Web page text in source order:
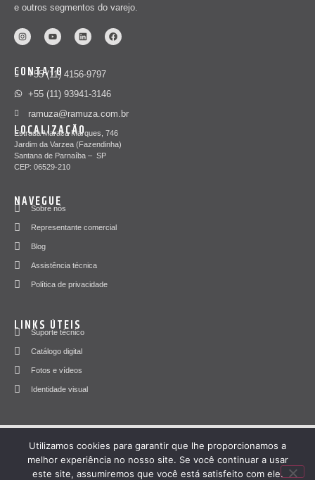
e outros segmentos do varejo.
CONTATO
+55 (11) 4156-9797
+55 (11) 93941-3146
ramuza@ramuza.com.br
LOCALIZAÇÃO
Estrada Maracá Marques, 746
Jardim da Varzea (Fazendinha)
Santana de Parnaíba – SP
CEP: 06529-210
NAVEGUE
Sobre nós
Representante comercial
Blog
Assistência técnica
Política de privacidade
LINKS ÚTEIS
Suporte técnico
Catálogo digital
Fotos e vídeos
Identidade visual
RAMUZA INDUSTRIA E COMERCIO DE BALANÇAS LTDA - CNPJ:
49.716.616/0001-52
TODOS OS DIREITOS RESERVADOS
Utilizamos cookies para garantir que lhe proporcionamos a
melhor experiência no nosso site. Se você continuar a usar
este site, assumiremos que você está satisfeito com ele.